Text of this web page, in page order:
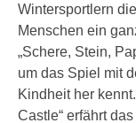
Wintersportlern
Menschen ein
„Schere, Stein,
um das Spiel mit
Kindheit her
Castle“ erfährt